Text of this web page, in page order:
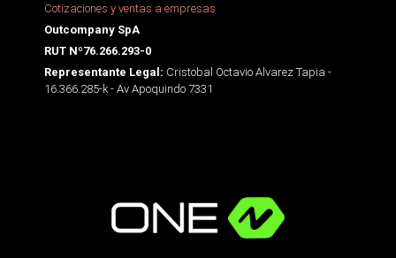
Cotizaciones y ventas a empresas
Outcompany SpA
RUT Nº76.266.293-0
Representante Legal: Cristobal Octavio Alvarez Tapia -
16.366.285-k - Av Apoquindo 7331